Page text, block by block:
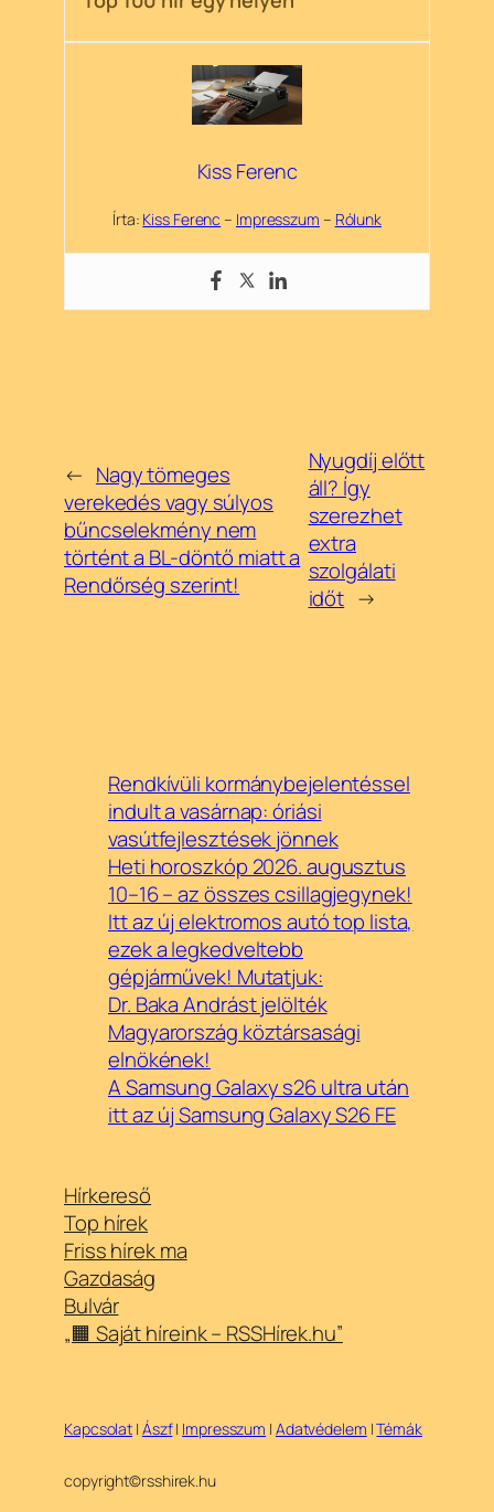
Kiss Ferenc
Írta: Kiss Ferenc – Impresszum – Rólunk
← Nagy tömeges
verekedés vagy súlyos
bűncselekmény nem
történt a BL-döntő miatt a
Rendőrség szerint!
Nyugdíj előtt
áll? Így
szerezhet
extra
szolgálati
időt →
Rendkívüli kormánybejelentéssel
indult a vasárnap: óriási
vasútfejlesztések jönnek
Heti horoszkóp 2026. augusztus
10–16 – az összes csillagjegynek!
Itt az új elektromos autó top lista,
ezek a legkedveltebb
gépjárművek! Mutatjuk:
Dr. Baka Andrást jelölték
Magyarország köztársasági
elnökének!
A Samsung Galaxy s26 ultra után
itt az új Samsung Galaxy S26 FE
Hírkereső
Top hírek
Friss hírek ma
Gazdaság
Bulvár
„🟧 Saját híreink – RSSHírek.hu”
Kapcsolat | Ászf| Impresszum | Adatvédelem |Témák
copyright©rsshirek.hu